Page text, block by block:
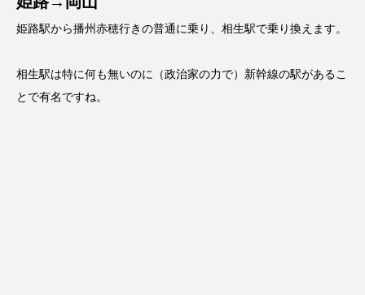
姫路駅から播州赤穂行きの普通に乗り、相生駅で乗り換えます。
相生駅は特に何も無いのに（政治家の力で）新幹線の駅があるこ
とで有名ですね。